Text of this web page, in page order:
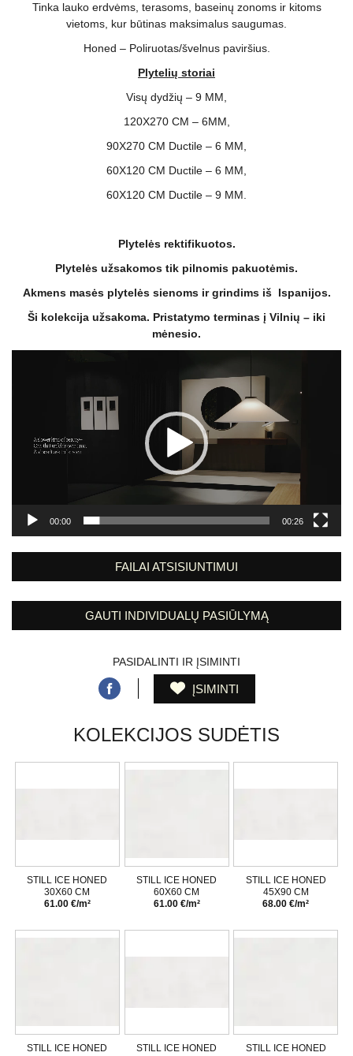
Tinka lauko erdvėms, terasoms, baseinų zonoms ir kitoms
vietoms, kur būtinas maksimalus saugumas.
Honed – Poliruotas/švelnus paviršius.
Plytelių storiai
Visų dydžių – 9 MM,
120X270 CM – 6MM,
90X270 CM Ductile – 6 MM,
60X120 CM Ductile – 6 MM,
60X120 CM Ductile – 9 MM.
Plytelės rektifikuotos.
Plytelės užsakomos tik pilnomis pakuotėmis.
Akmens masės plytelės sienoms ir grindims iš Ispanijos.
Ši kolekcija užsakoma. Pristatymo terminas į Vilnių – iki
mėnesio.
00:00 00:26
FAILAI ATSISIUNTIMUI
GAUTI INDIVIDUALŲ PASIŪLYMĄ
PASIDALINTI IR ĮSIMINTI
ĮSIMINTI
KOLEKCIJOS SUDĖTIS
STILL ICE HONED
30X60 CM
61.00 €/m²
STILL ICE HONED
60X60 CM
61.00 €/m²
STILL ICE HONED
45X90 CM
68.00 €/m²
STILL ICE HONED
STILL ICE HONED
STILL ICE HONED